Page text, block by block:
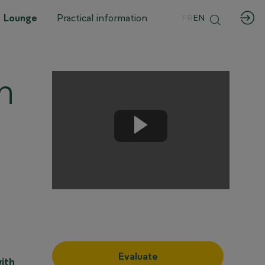
Practical information FREN
Evaluate